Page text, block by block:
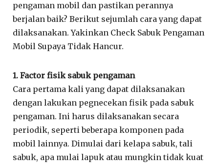
pengaman mobil dan pastikan perannya
berjalan baik? Berikut sejumlah cara yang dapat
dilaksanakan. Yakinkan Check Sabuk Pengaman
Mobil Supaya Tidak Hancur.
1. Factor fisik sabuk pengaman
Cara pertama kali yang dapat dilaksanakan
dengan lakukan pegnecekan fisik pada sabuk
pengaman. Ini harus dilaksanakan secara
periodik, seperti beberapa komponen pada
mobil lainnya. Dimulai dari kelapa sabuk, tali
sabuk, apa mulai lapuk atau mungkin tidak kuat